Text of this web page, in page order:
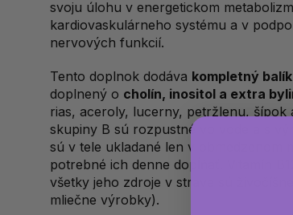
svoju úlohu v energetickom
kardiovaskulárneho systému a v
nervových funkcií.
Tento doplnok dodáva kompletný
doplnený o cholín, inositol a extra
rias, aceroly, lucerny, petržlenu, šípok
skupiny B sú rozpustné vo vode a s
sú v tele ukladané len v obmedzenom
potrebné ich denne dopĺňať. Vitamín
všetky jeho zdroje v strave sú
mliečne výrobky).